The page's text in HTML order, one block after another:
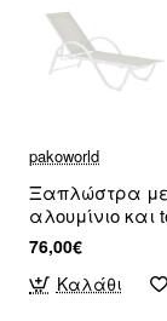
pakoworld
Ξαπλώστρα με
αλουμίνιο
191x64x32εκ
76,00€
Καλάθι